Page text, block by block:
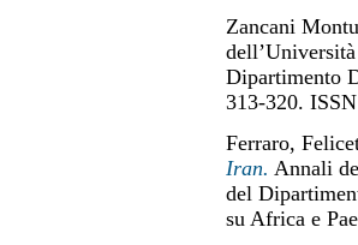
Zancani
Dipartimento
313-320.
Ferraro,
Iran. Annali
del
su Africa e